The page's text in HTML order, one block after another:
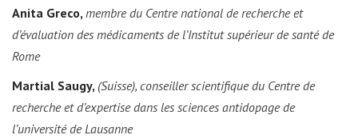
Anita Greco, membre du Centre national de recherche et
d’évaluation des médicaments de l’Institut supérieur de santé de
Rome
Martial Saugy, (Suisse), conseiller scientifique du Centre de
recherche et d’expertise dans les sciences antidopage de
l’université de Lausanne